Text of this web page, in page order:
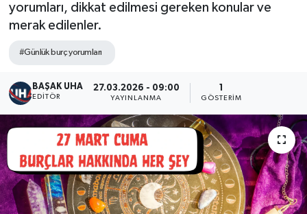
yorumları, dikkat edilmesi gereken konular ve
merak edilenler.
#Günlük burç yorumları
BAŞAK UHA
EDITÖR
27.03.2026 - 09:00
YAYINLANMA GÖSTERIM
Spor
Yaşam
Tüm Manşetler
Son Dakika Haberleri
Haber Arşivi